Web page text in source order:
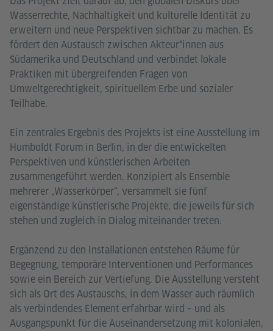
Wasserrechte, Nachhaltigkeit und kulturelle Identität zu
erweitern und neue Perspektiven sichtbar zu machen. Es
fördert den Austausch zwischen Akteur*innen aus
Südamerika und Deutschland und verbindet lokale
Praktiken mit übergreifenden Fragen von
Umweltgerechtigkeit, spirituellem Erbe und sozialer
Teilhabe.
Ein zentrales Ergebnis des Projekts ist eine Ausstellung im
Humboldt Forum in Berlin, in der die entwickelten
Perspektiven und künstlerischen Arbeiten
zusammengeführt werden. Konzipiert als Ensemble
mehrerer „Wasserkörper“, versammelt sie fünf
eigenständige künstlerische Projekte, die jeweils für sich
stehen und zugleich in Dialog miteinander treten.
Ergänzend zu den Installationen entstehen Räume für
Begegnung, temporäre Interventionen und Performances
sowie ein Bereich zur Vertiefung. Die Ausstellung versteht
sich als Ort des Austauschs, in dem Wasser auch räumlich
als verbindendes Element erfahrbar wird – und als
Ausgangspunkt für die Auseinandersetzung mit kolonialen,